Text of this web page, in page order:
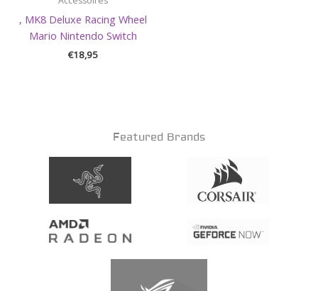
, MK8 Deluxe Racing Wheel
Mario Nintendo Switch
€18,95
Featured Brands